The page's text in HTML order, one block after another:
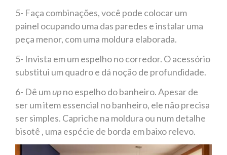
5- Faça combinações, você pode colocar um
painel ocupando uma das paredes e instalar uma
peça menor, com uma moldura elaborada.
5- Invista em um espelho no corredor. O acessório
substitui um quadro e dá noção de profundidade.
6- Dê umupno espelho do banheiro. Apesar de
ser um item essencial no banheiro, ele não precisa
ser simples. Capriche na moldura ou num detalhe
bisotê , uma espécie de borda em baixo relevo.